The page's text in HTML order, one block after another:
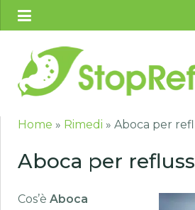
Home » Rimedi » Aboca per
Aboca per
Cos’è Aboca